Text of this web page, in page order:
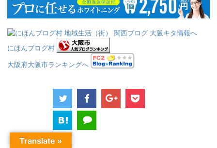
にほんブログ村
大阪府大阪市ランキングへ
Translate »